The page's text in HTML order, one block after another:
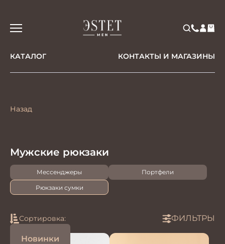
КАТАЛОГ КОНТАКТЫ И МАГАЗИНЫ
Назад
Мужские рюкзаки
Мессенджеры Портфели
Рюкзаки сумки
Сортировка:
Новинки
ФИЛЬТРЫ